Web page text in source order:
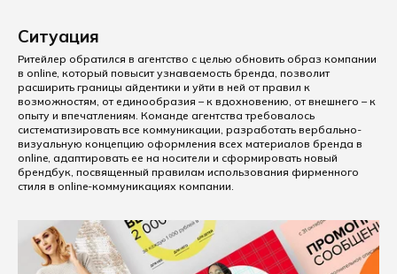
Ситуация
Ритейлер обратился в агентство с целью обновить образ компании
в online, который повысит узнаваемость бренда, позволит
расширить границы айдентики и уйти в ней от правил к
возможностям, от единообразия – к вдохновению, от внешнего – к
опыту и впечатлениям. Команде агентства требовалось
систематизировать все коммуникации, разработать вербально-
визуальную концепцию оформления всех материалов бренда в
online, адаптировать ее на носители и сформировать новый
брендбук, посвященный правилам использования фирменного
стиля в online-коммуникациях компании.